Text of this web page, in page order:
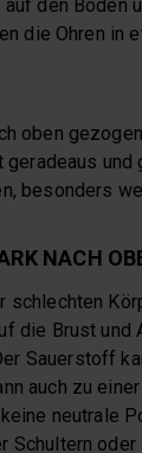
den Boden
die Ohren in
oben
besonders
NACH
die Brust und
Sauerstoff
auch zu
neutrale
Schultern